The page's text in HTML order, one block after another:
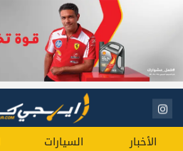
الأخبار السيارات